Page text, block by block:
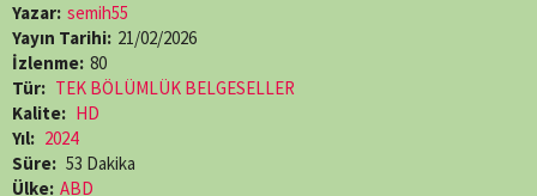
Yazar: semih55
Yayın Tarihi: 21/02/2026
İzlenme: 80
Tür: TEK BÖLÜMLÜK BELGESELLER
Kalite: HD
Yıl: 2024
Süre: 53 Dakika
Ülke: ABD